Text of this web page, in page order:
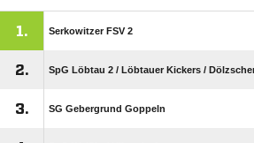
1. Serkowitzer FSV 2
2. SpG Löbtau 2 /​ Löbtauer Kickers /​
3. SG Gebergrund Goppeln